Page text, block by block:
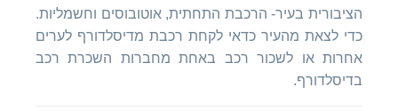
הציבורית בעיר- הרכבת התחתית, אוטובוסים וחשמליות.
כדי לצאת מהעיר כדאי לקחת רכבת מדיסלדורף לערים
אחרות או לשכור רכב באחת מחברות השכרת רכב
בדיסלדורף.